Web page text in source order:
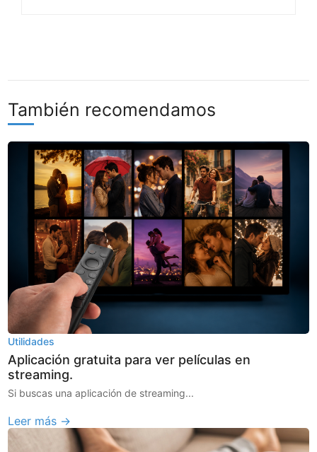
También recomendamos
Utilidades
Aplicación gratuita para ver películas en
streaming.
Si buscas una aplicación de streaming...
Leer más →